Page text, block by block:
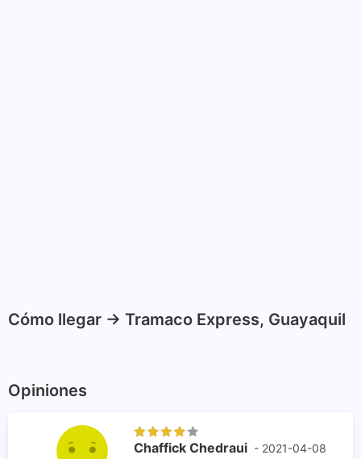
Cómo llegar -> Tramaco Express, Guayaquil
Opiniones
Chaffick Chedraui - 2021-04-08